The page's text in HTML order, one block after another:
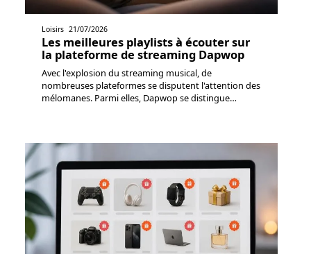
Loisirs 21/07/2026
Les meilleures playlists à écouter sur
la plateforme de streaming Dapwop
Avec l'explosion du streaming musical, de
nombreuses plateformes se disputent l'attention des
mélomanes. Parmi elles, Dapwop se distingue…